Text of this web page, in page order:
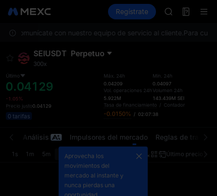
TradFi Información
Regístrate
AAOI
SPCX sube
Suscripción
SPCX sube
comunícate con nuestro equipo de servicio al cliente. Para
SEIUSDT Perpetuo
300x
Último
0.04129
-1.05%
Precio justo0.04129
0 tarifas
Máx. 24h
0.04209
Vol. operaciones 24h
5.922M
Mín. 24h
0.04097
Volumen 24h
143.439M SEI
Tasa de financiamiento / Contador
-0.0150% / 02:07:38
Análisis Impulsores del mercado Reglas de trading
1s 1m 5m 15m 1H 4H Último precio
Aprovecha los
movimientos del
mercado al instante y
nunca pierdas una